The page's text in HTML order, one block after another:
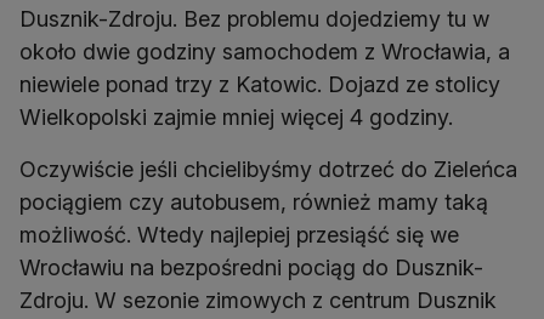
Dusznik-Zdroju. Bez problemu dojedziemy tu w
około dwie godziny samochodem z Wrocławia, a
niewiele ponad trzy z Katowic. Dojazd ze stolicy
Wielkopolski zajmie mniej więcej 4 godziny.
Oczywiście jeśli chcielibyśmy dotrzeć do Zieleńca
pociągiem czy autobusem, również mamy taką
możliwość. Wtedy najlepiej przesiąść się we
Wrocławiu na bezpośredni pociąg do Dusznik-
Zdroju. W sezonie zimowych z centrum Dusznik